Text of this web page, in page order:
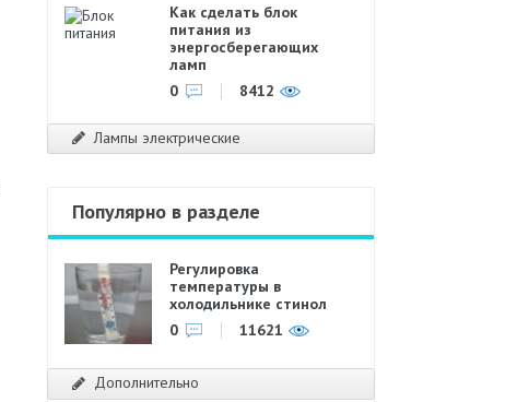
Как сделать блок
питания из
энергосберегающих
ламп
0
8412
Лампы электрические
Популярно в разделе
Регулировка
температуры в
холодильнике стинол
0
11621
Дополнительно